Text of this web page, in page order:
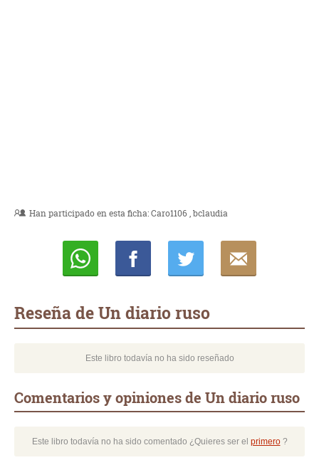
Han participado en esta ficha:Caro1106 bclaudia
Reseña de Un diario ruso
Este libro todavía no ha sido reseñado
Comentarios y opiniones de Un diario ruso
Este libro todavía no ha sido comentado ¿Quieres ser el primero?